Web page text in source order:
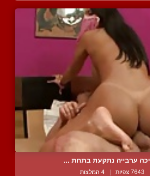
ערבייה נתקעת בתחת ...
7643 צפיות | 4 המלצות